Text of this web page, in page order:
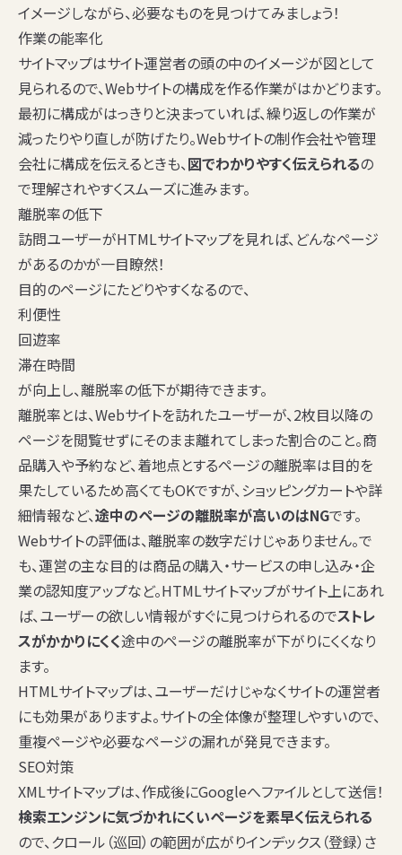
イメージしながら、必要なものを見つけてみましょう！
作業の能率化
サイトマップはサイト運営者の頭の中のイメージが図として
見られるので、Webサイトの構成を作る作業がはかどります。
最初に構成がはっきりと決まっていれば、繰り返しの作業が
減ったりやり直しが防げたり。Webサイトの制作会社や管理
会社に構成を伝えるときも、図でわかりやすく伝えられるの
で理解されやすくスムーズに進みます。
離脱率の低下
訪問ユーザーがHTMLサイトマップを見れば、どんなページ
があるのかが一目瞭然！
目的のページにたどりやすくなるので、
利便性
回遊率
滞在時間
が向上し、離脱率の低下が期待できます。
離脱率とは、Webサイトを訪れたユーザーが、2枚目以降の
ページを閲覧せずにそのまま離れてしまった割合のこと。商
品購入や予約など、着地点とするページの離脱率は目的を
果たしているため高くてもOKですが、ショッピングカートや詳
細情報など、途中のページの離脱率が高いのはNGです。
Webサイトの評価は、離脱率の数字だけじゃありません。で
も、運営の主な目的は商品の購入・サービスの申し込み・企
業の認知度アップなど。HTMLサイトマップがサイト上にあれ
ば、ユーザーの欲しい情報がすぐに見つけられるのでストレ
スがかかりにくく途中のページの離脱率が下がりにくくなり
ます。
HTMLサイトマップは、ユーザーだけじゃなくサイトの運営者
にも効果がありますよ。サイトの全体像が整理しやすいので、
重複ページや必要なページの漏れが発見できます。
SEO対策
XMLサイトマップは、作成後にGoogleへファイルとして送信！
検索エンジンに気づかれにくいページを素早く伝えられる
ので、クロール（巡回）の範囲が広がりインデックス（登録）さ